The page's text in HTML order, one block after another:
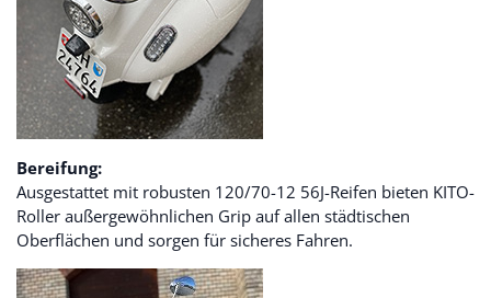
Bereifung:
Ausgestattet mit robusten 120/70-12 56J-Reifen bieten KITO-
Roller außergewöhnlichen Grip auf allen städtischen
Oberflächen und sorgen für sicheres Fahren.